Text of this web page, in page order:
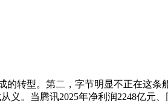
型。第二，字节明显不正在这条
。当腾讯2025年净利润2248亿元